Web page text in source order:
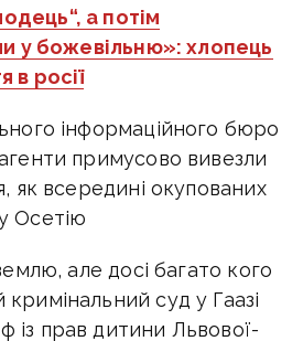
а потім
у божевільню»: хлопець
в росії
інформаційного бюро
примусово вивезли
як всередині окупованих
Осетію
але досі багато кого
суд у Гаазі
прав дитини Львової-